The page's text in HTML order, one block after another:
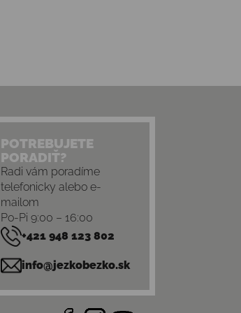
POTREBUJETE
PORADIŤ?
Radi vám poradíme
telefonicky alebo e-
mailom
Po-Pi 9:00 – 16:00
+421 948 123 802
info@jezkobezko.sk